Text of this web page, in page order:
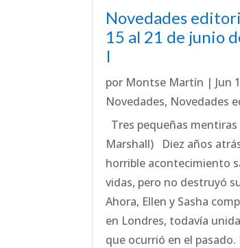
Novedades
15 al 21 de junio
I
por Montse Martín | Jun
Novedades, Novedades
Tres pequeñas mentiras
Marshall) Diez años
horrible acontecimiento
vidas, pero no destruyó
Ahora, Ellen y Sasha
en Londres, todavía
que ocurrió en el pasado.